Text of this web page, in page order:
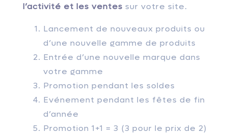
l’activité et les ventes sur votre site.
Lancement de nouveaux produits ou
d’une nouvelle gamme de produits
Entrée d’une nouvelle marque dans
votre gamme
Promotion pendant les soldes
Evénement pendant les fêtes de fin
d’année
Promotion 1+1 = 3 (3 pour le prix de 2)